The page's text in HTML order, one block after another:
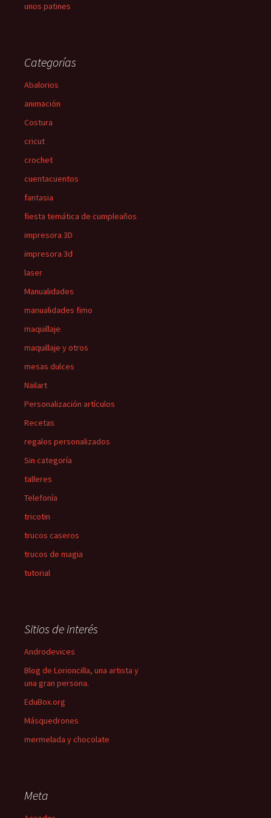
unos patines
Categorías
Abalorios
animación
Costura
cricut
crochet
cuentacuentos
fantasia
fiesta temática de cumpleaños
impresora 3D
impresora 3d
laser
Manualidades
manualidades fimo
maquillaje
maquillaje y otros
mesas dulces
Nailart
Personalización artículos
Recetas
regalos personalizados
Sin categoría
talleres
Telefonía
tricotin
trucos caseros
trucos de magia
tutorial
Sitios de interés
Androdevices
Blog de Lorioncilla, una artista y
una gran persona.
EduBox.org
Másquedrones
mermelada y chocolate
Meta